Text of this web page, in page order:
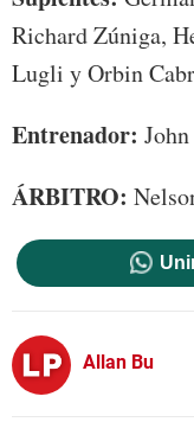
Richard Zúniga,
Lugli y Orbin
Entrenador:
ÁRBITRO:
Allan Bu